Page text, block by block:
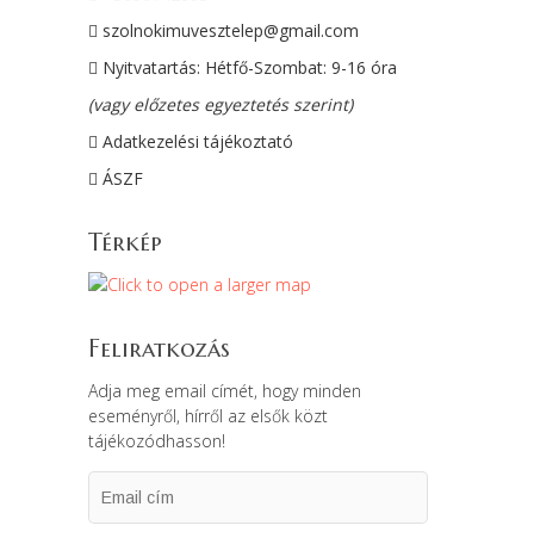
szolnokimuvesztelep@gmail.com
Nyitvatartás: Hétfő-Szombat: 9-16 óra
(vagy előzetes egyeztetés szerint)
Adatkezelési tájékoztató
ÁSZF
Térkép
Feliratkozás
Adja meg email címét, hogy minden
eseményről, hírről az elsők közt
tájékozódhasson!
cím